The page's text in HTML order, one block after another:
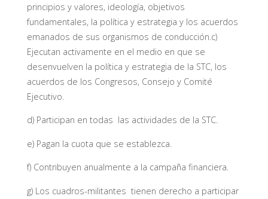
principios y valores, ideología, objetivos
fundamentales, la política y estrategia y los acuerdos
emanados de sus organismos de conducción.c)
Ejecutan activamente en el medio en que se
desenvuelven la política y estrategia de la STC, los
acuerdos de los Congresos, Consejo y Comité
Ejecutivo.
d) Participan en todas las actividades de la STC.
e) Pagan la cuota que se establezca.
f) Contribuyen anualmente a la campaña financiera.
g) Los cuadros-militantes tienen derecho a participar